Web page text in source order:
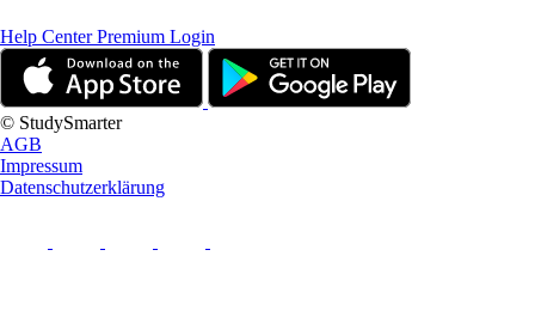
Help CenterPremium Login
© StudySmarter
AGB
Impressum
Datenschutzerklärung